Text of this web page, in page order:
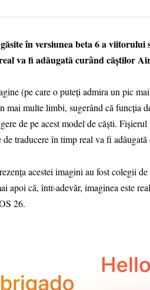
în versiunea beta 6 a viitorului
va fi adăugată curând căștilor
(pe care o puteți admira un pic
mai multe limbi, sugerând că funcția
de pe acest model de căști.
traducere în timp real va fi
acestei imagini au fost colegii
apoi că, într-adevăr, imaginea este
26.